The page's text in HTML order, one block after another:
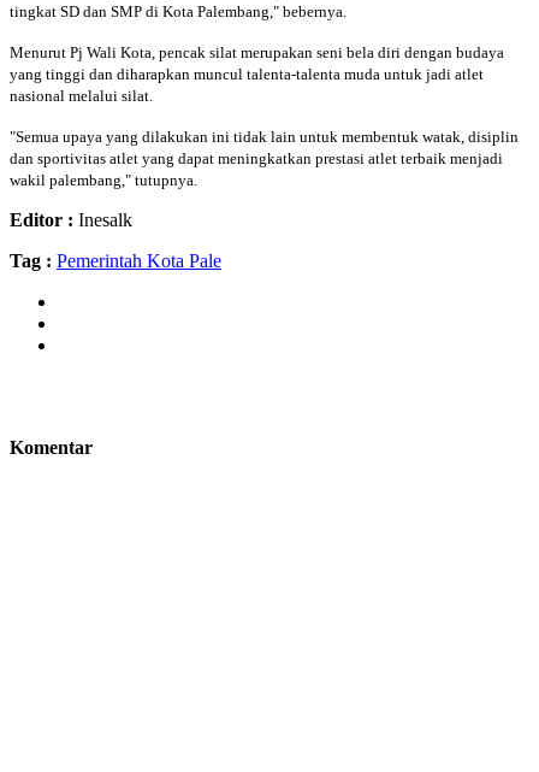
tingkat SD dan SMP di Kota Palembang," bebernya.
Menurut Pj Wali Kota, pencak silat merupakan seni bela diri dengan budaya
yang tinggi dan diharapkan muncul talenta-talenta muda untuk jadi atlet
nasional melalui silat.
"Semua upaya yang dilakukan ini tidak lain untuk membentuk watak, disiplin
dan sportivitas atlet yang dapat meningkatkan prestasi atlet terbaik menjadi
wakil palembang," tutupnya.
Editor : Inesalk
Tag : Pemerintah Kota Pale
Komentar